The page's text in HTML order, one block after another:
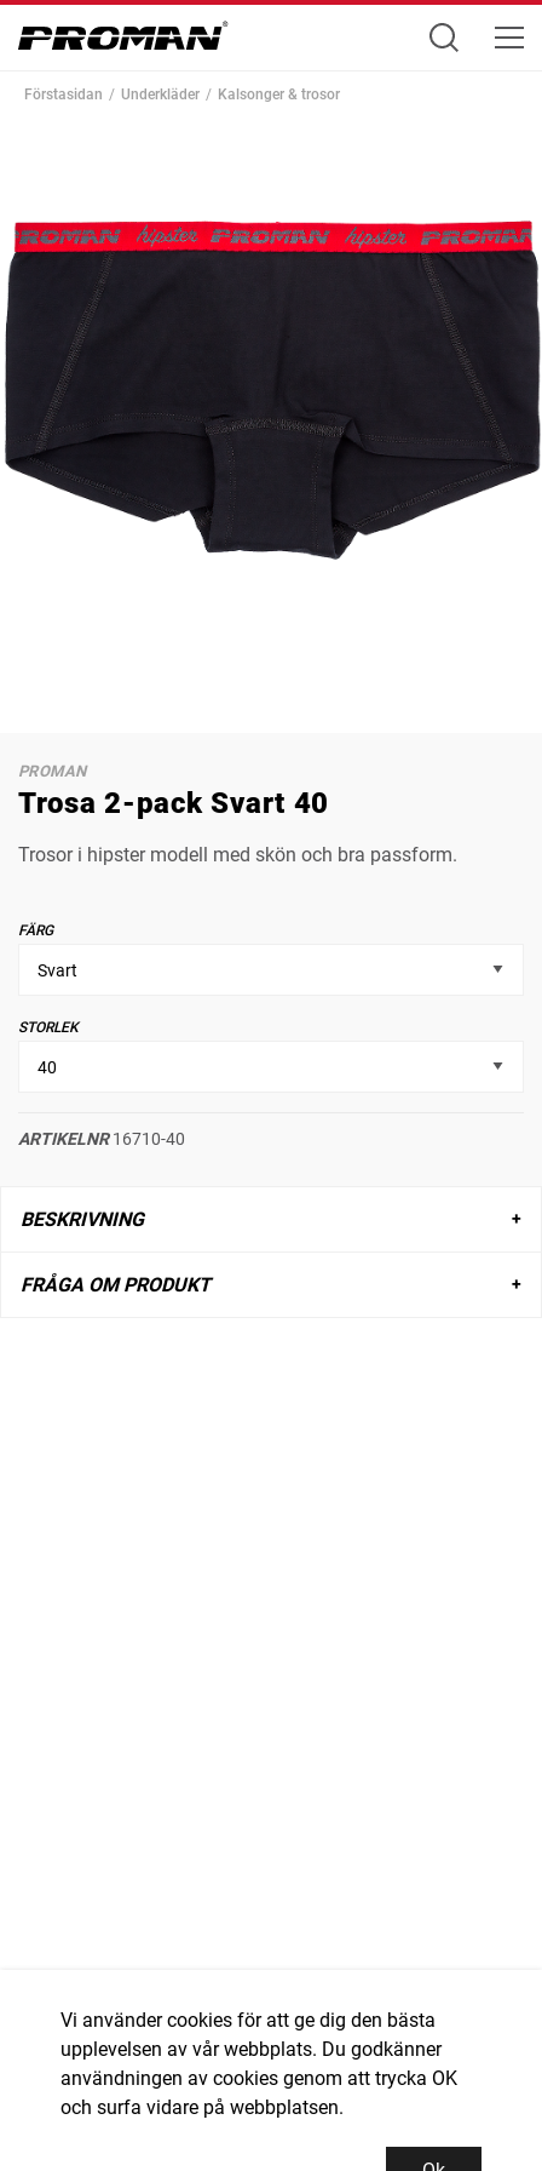
Förstasidan Underkläder Kalsonger & trosor
PROMAN
Trosa 2-pack Svart 40
Trosor i hipster modell med skön och bra passform.
FÄRG
STORLEK
ARTIKELNR16710-40
BESKRIVNING
FRÅGA OM PRODUKT
Vi använder cookies för att ge dig den bästa
upplevelsen av vår webbplats. Du godkänner
användningen av cookies genom att trycka OK
och surfa vidare på webbplatsen.